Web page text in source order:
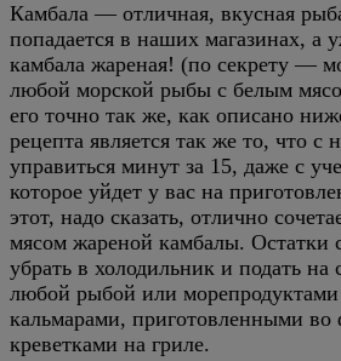
Камбала — отличная, вкусная
попадается в наших магазинах, а
камбала жареная! (по секрету —
любой морской рыбы с белым
его точно так же, как описано
рецепта является так же то, что
управиться минут за 15, даже с
которое уйдет у вас на
этот, надо сказать, отлично
мясом жареной камбалы. Остатки
убрать в холодильник и подать
любой рыбой или
кальмарами, приготовленными
креветками на гриле.